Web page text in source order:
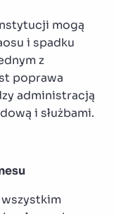
mogą
i spadku
z
poprawa
administracją
i służbami.